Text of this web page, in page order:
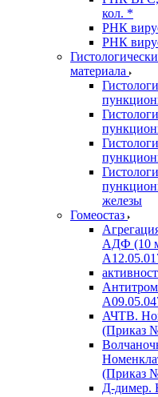
кол. *
РНК
РНК
материала
железы
Гомеостаз
АДФ (10
АЧТВ.
(Приказ
(Приказ
Д-димер.